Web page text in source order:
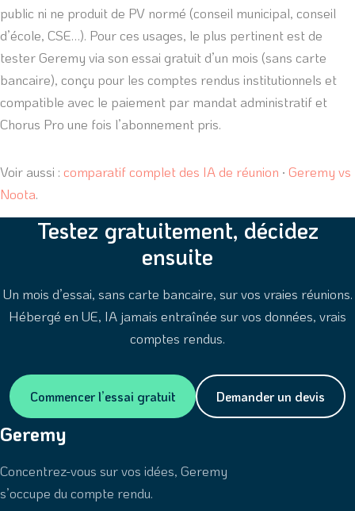
public ni ne produit de PV normé (conseil municipal, conseil
d’école, CSE…). Pour ces usages, le plus pertinent est de
tester Geremy via son essai gratuit d’un mois (sans carte
bancaire), conçu pour les comptes rendus institutionnels et
compatible avec le paiement par mandat administratif et
Chorus Pro une fois l’abonnement pris.
Voir aussi : comparatif complet des IA de réunion · Geremy vs
Noota.
Testez gratuitement, décidez
ensuite
Un mois d’essai, sans carte bancaire, sur vos vraies réunions.
Hébergé en UE, IA jamais entraînée sur vos données, vrais
comptes rendus.
Commencer l’essai gratuit Demander un devis
Geremy
Concentrez-vous sur vos idées, Geremy
s’occupe du compte rendu.